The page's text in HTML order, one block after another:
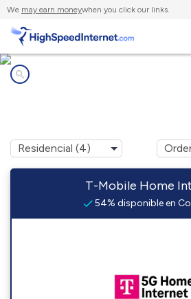
We may earn moneywhen you click our links.
T-Mobile Home
54% disponible en